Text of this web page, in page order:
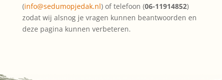
(info@sedumopjedak.nl) of telefoon (06-11914852)
zodat wij alsnog je vragen kunnen beantwoorden en
deze pagina kunnen verbeteren.